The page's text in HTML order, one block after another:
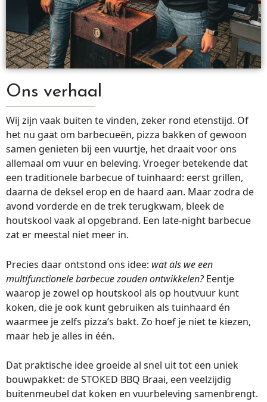
Ons verhaal
Wij zijn vaak buiten te vinden, zeker rond etenstijd. Of
het nu gaat om barbecueën, pizza bakken of gewoon
samen genieten bij een vuurtje, het draait voor ons
allemaal om vuur en beleving. Vroeger betekende dat
een traditionele barbecue of tuinhaard: eerst grillen,
daarna de deksel erop en de haard aan. Maar zodra de
avond vorderde en de trek terugkwam, bleek de
houtskool vaak al opgebrand. Een late-night barbecue
zat er meestal niet meer in.
Precies daar ontstond ons idee: wat als we een
multifunctionele barbecue zouden ontwikkelen?Eentje
waarop je zowel op houtskool als op houtvuur kunt
koken, die je ook kunt gebruiken als tuinhaard én
waarmee je zelfs pizza’s bakt. Zo hoef je niet te kiezen,
maar heb je alles in één.
Dat praktische idee groeide al snel uit tot een uniek
bouwpakket: de STOKED BBQ Braai, een veelzijdig
buitenmeubel dat koken en vuurbeleving samenbrengt.